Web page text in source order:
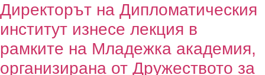
Директорът на Дипломатическия
институт изнесе лекция в
рамките на Младежка академия,
организирана от Дружеството за